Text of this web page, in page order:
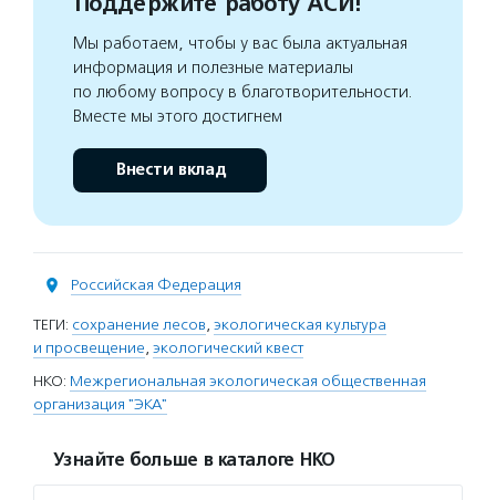
Мы работаем, чтобы у вас была актуальная
информация и полезные материалы
по любому вопросу в благотворительности.
Вместе мы этого достигнем
Внести вклад
Российская Федерация
ТЕГИ: сохранение лесов, экологическая культура
и просвещение, экологический квест
НКО: Межрегиональная экологическая общественная
организация "ЭКА"
Узнайте больше в каталоге НКО